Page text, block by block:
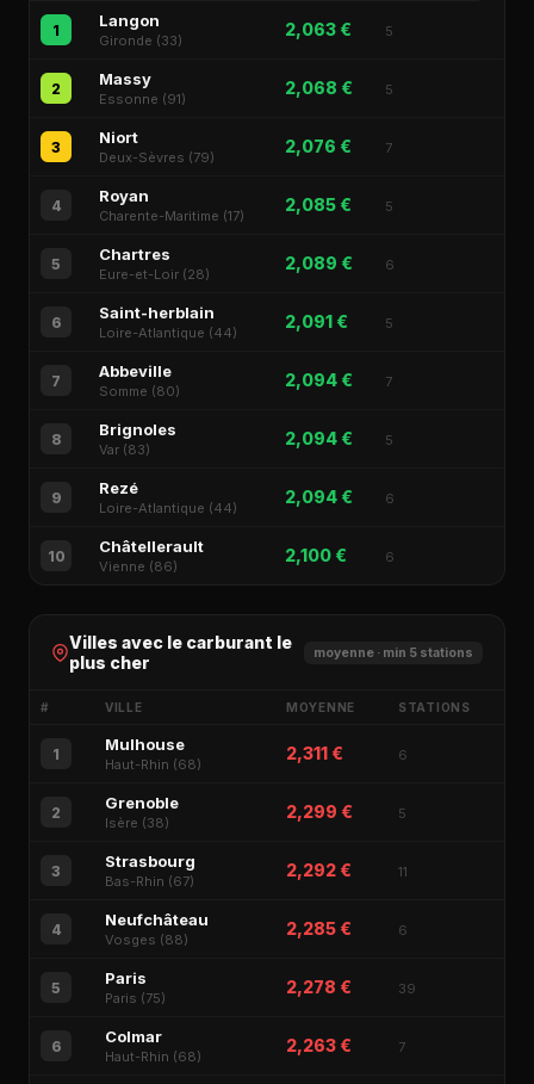
1 Langon
Gironde (33)
2,063 € 5
2 Massy
Essonne (91)
2,068 € 5
3 Niort
Deux-Sèvres (79)
2,076 € 7
4 Royan
Charente-Maritime (17)
2,085 € 5
5 Chartres
Eure-et-Loir (28)
2,089 € 6
6 Saint-herblain
Loire-Atlantique (44)
2,091 € 5
7 Abbeville
Somme (80)
2,094 € 7
8 Brignoles
Var (83)
2,094 € 5
9 Rezé
Loire-Atlantique (44)
2,094 € 6
10 Châtellerault
Vienne (86)
2,100 € 6
Villes avec le carburant le
plus cher
moyenne · min 5 stations
# VILLE MOYENNE STATIONS
1 Mulhouse
Haut-Rhin (68)
2,311 € 6
2 Grenoble
Isère (38)
2,299 € 5
3 Strasbourg
Bas-Rhin (67)
2,292 € 11
4 Neufchâteau
Vosges (88)
2,285 € 6
5 Paris
Paris (75)
2,278 € 39
6 Colmar
Haut-Rhin (68)
2,263 € 7